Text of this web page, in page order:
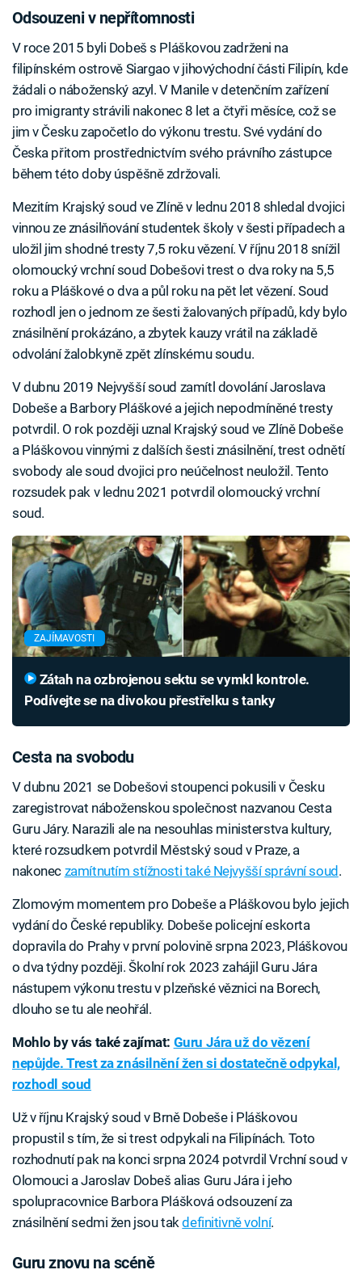
Odsouzeni v nepřítomnosti
V roce 2015 byli Dobeš s Pláškovou zadrženi na
filipínském ostrově Siargao v jihovýchodní části Filipín, kde
žádali o náboženský azyl. V Manile v detenčním zařízení
pro imigranty strávili nakonec 8 let a čtyři měsíce, což se
jim v Česku započetlo do výkonu trestu. Své vydání do
Česka přitom prostřednictvím svého právního zástupce
během této doby úspěšně zdržovali.
Mezitím Krajský soud ve Zlíně v lednu 2018 shledal dvojici
vinnou ze znásilňování studentek školy v šesti případech a
uložil jim shodné tresty 7,5 roku vězení. V říjnu 2018 snížil
olomoucký vrchní soud Dobešovi trest o dva roky na 5,5
roku a Pláškové o dva a půl roku na pět let vězení. Soud
rozhodl jen o jednom ze šesti žalovaných případů, kdy bylo
znásilnění prokázáno, a zbytek kauzy vrátil na základě
odvolání žalobkyně zpět zlínskému soudu.
V dubnu 2019 Nejvyšší soud zamítl dovolání Jaroslava
Dobeše a Barbory Pláškové a jejich nepodmíněné tresty
potvrdil. O rok později uznal Krajský soud ve Zlíně Dobeše
a Pláškovou vinnými z dalších šesti znásilnění, trest odnětí
svobody ale soud dvojici pro neúčelnost neuložil. Tento
rozsudek pak v lednu 2021 potvrdil olomoucký vrchní
soud.
ZAJÍMAVOSTI
Podívejte se na divokou přestřelku s tanky
Cesta na svobodu
V dubnu 2021 se Dobešovi stoupenci pokusili v Česku
zaregistrovat náboženskou společnost nazvanou Cesta
Guru Járy. Narazili ale na nesouhlas ministerstva kultury,
které rozsudkem potvrdil Městský soud v Praze, a
nakonec zamítnutím stížnosti také Nejvyšší správní soud.
Zlomovým momentem pro Dobeše a Pláškovou bylo jejich
vydání do České republiky. Dobeše policejní eskorta
dopravila do Prahy v první polovině srpna 2023, Pláškovou
o dva týdny později. Školní rok 2023 zahájil Guru Jára
nástupem výkonu trestu v plzeňské věznici na Borech,
dlouho se tu ale neohřál.
Mohlo by vás také zajímat: Guru Jára už do vězení
nepůjde. Trest za znásilnění žen si dostatečně odpykal,
rozhodl soud
Už v říjnu Krajský soud v Brně Dobeše i Pláškovou
propustil s tím, že si trest odpykali na Filipínách. Toto
rozhodnutí pak na konci srpna 2024 potvrdil Vrchní soud v
Olomouci a Jaroslav Dobeš alias Guru Jára i jeho
spolupracovnice Barbora Plášková odsouzení za
znásilnění sedmi žen jsou takdefinitivně volní.
Guru znovu na scéně